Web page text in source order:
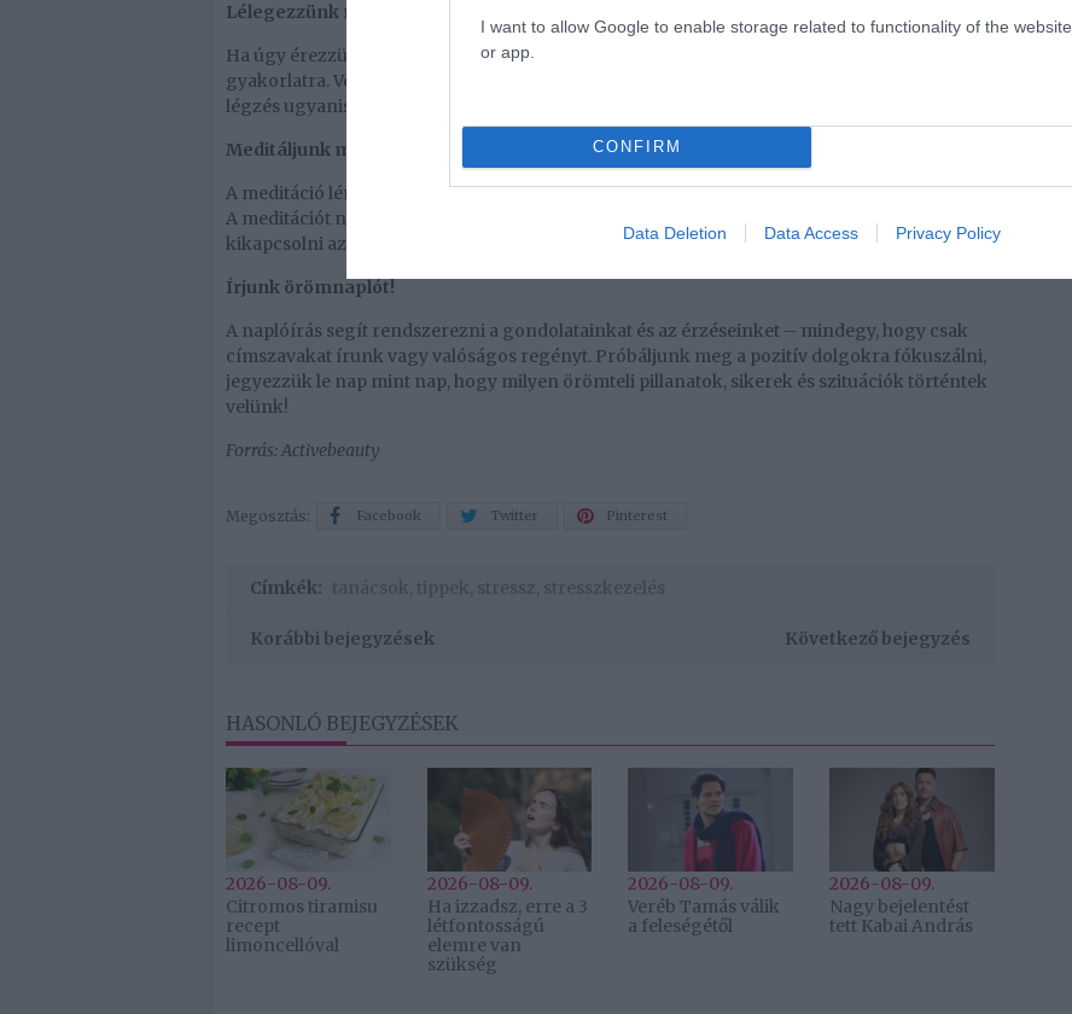
I want to allow Google to enable storage related to functionality of the website
or app.
CONFIRM
Data Deletion Data Access Privacy Policy
Lélegezzünk mélyeket!
Ha úgy érezzük, hogy elhatalmasodott rajtunk a stressz, akkor szánjunk öt percet az alábbi
gyakorlatra. Vegyünk lassan mély levegőket és koncentráljunk a légzésünkre. A lassú
légzés ugyanis csökkenti a stresszhormonokat, a pulzust és a vérnyomást is.
Meditáljunk minden nap!
A meditáció lényege, hogy megtaláljuk a belső békét és kicsit magunkra, befelé figyeljünk.
A meditációt nem is kell különösebben tanulni, elég, ha megtaláljuk a módját, mivel tudjuk
kikapcsolni az agyunkat – zenehallgatással vagy a forró fürdővel.
Írjunk örömnaplót!
A naplóírás segít rendszerezni a gondolatainkat és az érzéseinket – mindegy, hogy csak
címszavakat írunk vagy valóságos regényt. Próbáljunk meg a pozitív dolgokra fókuszálni,
jegyezzük le nap mint nap, hogy milyen örömteli pillanatok, sikerek és szituációk történtek
velünk!
Forrás: Activebeauty
Megosztás: Facebook Twitter Pinterest
Címkék: tanácsok tippek stressz stresszkezelés
Korábbi bejegyzések Következő bejegyzés
HASONLÓ BEJEGYZÉSEK
2026-08-09.
Citromos tiramisu
recept
limoncellóval
2026-08-09.
Ha izzadsz, erre a 3
létfontosságú
elemre van
szükség
2026-08-09.
Veréb Tamás válik
a feleségétől
2026-08-09.
Nagy bejelentést
tett Kabai András